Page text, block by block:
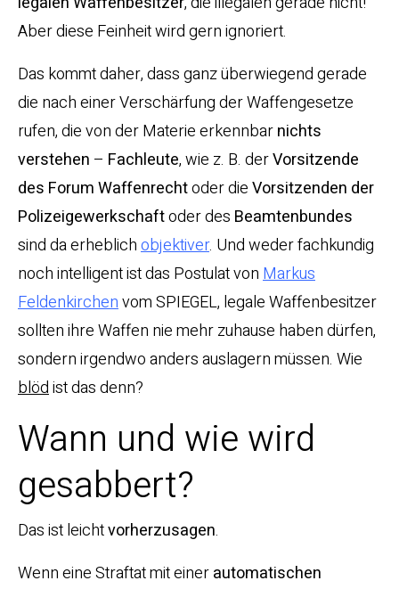
Aber diese Feinheit wird gern ignoriert.
Das kommt daher, dass ganz überwiegend gerade
die nach einer Verschärfung der Waffengesetze
rufen, die von der Materie erkennbarnichts
verstehen – Fachleute, wie z. B. derVorsitzende
des Forum Waffenrechtoder dieVorsitzenden der
Polizeigewerkschaftoder des Beamtenbundes
sind da erheblichobjektiver. Und weder fachkundig
noch intelligent ist das Postulat vonMarkus
Feldenkirchenvom SPIEGEL, legale Waffenbesitzer
sollten ihre Waffen nie mehr zuhause haben dürfen,
sondern irgendwo anders auslagern müssen. Wie
blödist das denn?
Wann und wie wird
gesabbert?
Das ist leichtvorherzusagen.
Wenn eine Straftat mit einerautomatischen